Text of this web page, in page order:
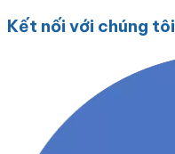
Kết nối với chúng tôi